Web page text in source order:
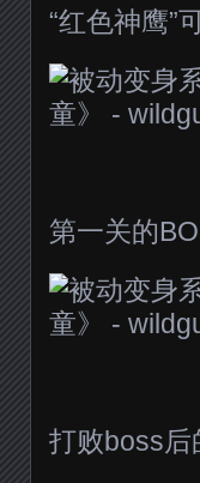
“红色神鹰”
第一关的
打败boss后